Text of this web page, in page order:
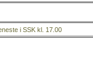
i SSK kl. 17.00